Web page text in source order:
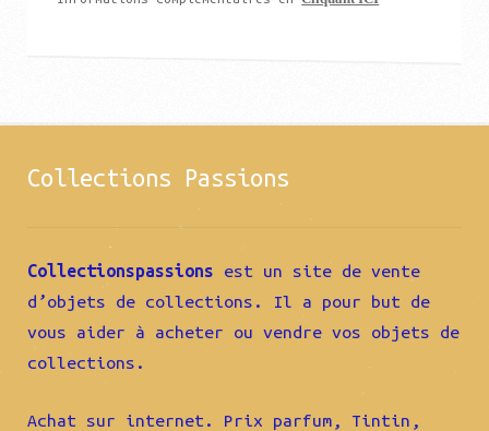
Collections Passions
Collectionspassions est un site de vente
d’objets de collections. Il a pour but de
vous aider à acheter ou vendre vos objets de
collections.
Achat sur internet. Prix parfum, Tintin,